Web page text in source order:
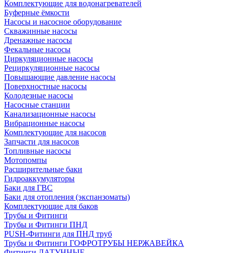
Комплектующие для водонагревателей
Буферные ёмкости
Насосы и насосное оборудование
Скважинные насосы
Дренажные насосы
Фекальные насосы
Циркуляционные насосы
Рециркуляционные насосы
Повышающие давление насосы
Поверхностные насосы
Колодезные насосы
Насосные станции
Канализационные насосы
Вибрационные насосы
Комплектующие для насосов
Запчасти для насосов
Топливные насосы
Мотопомпы
Расширительные баки
Гидроаккумуляторы
Баки для ГВС
Баки для отопления (экспанзоматы)
Комплектующие для баков
Трубы и Фитинги
Трубы и Фитинги ПНД
PUSH-Фитинги для ПНД труб
Трубы и Фитинги ГОФРОТРУБЫ НЕРЖАВЕЙКА